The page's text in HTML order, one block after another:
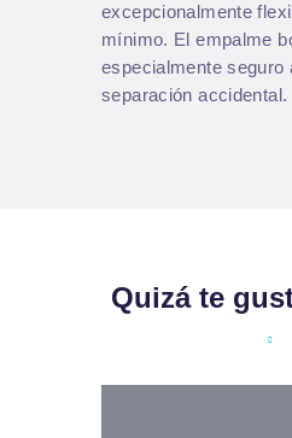
excepcionalmente
mínimo. El empalme
especialmente seguro
separación accidental.
Quizá te